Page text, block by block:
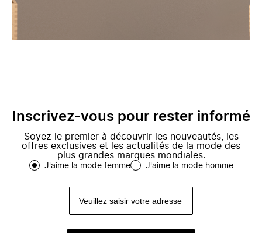
Inscrivez-vous pour rester informé
Soyez le premier à découvrir les nouveautés, les
offres exclusives et les actualités de la mode des
plus grandes marques mondiales.
J'aime la mode femme J'aime la mode homme